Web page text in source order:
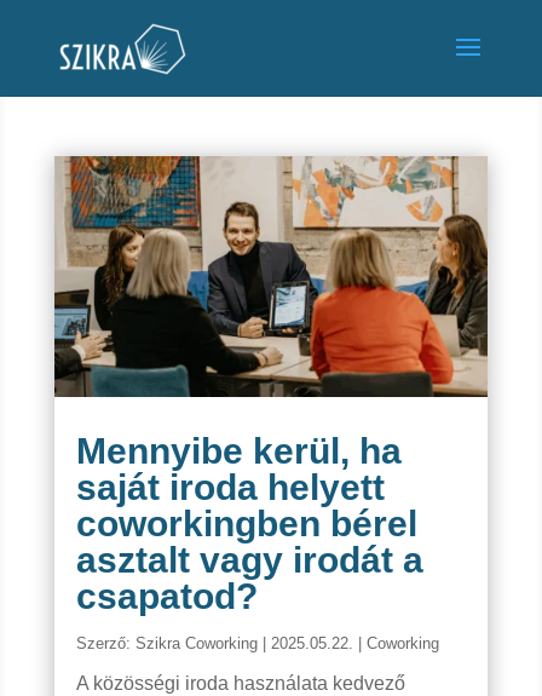
Mennyibe kerül, ha
saját iroda helyett
coworkingben bérel
asztalt vagy irodát a
csapatod?
Szerző: Szikra Coworking| 2025.05.22. Coworking
A közösségi iroda használata kedvező